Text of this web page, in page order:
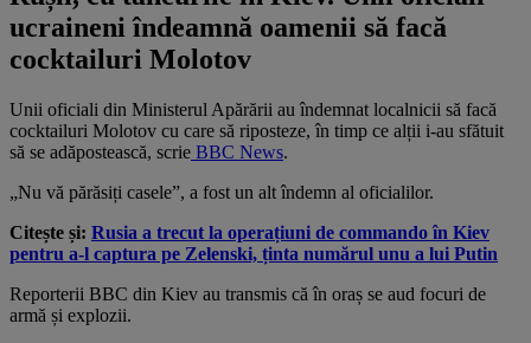
ucraineni îndeamnă oamenii să facă
cocktailuri Molotov
Unii oficiali din Ministerul Apărării au îndemnat localnicii să facă
cocktailuri Molotov cu care să riposteze, în timp ce alții i-au sfătuit
să se adăpostească, scrie BBC News.
„Nu vă părăsiți casele”, a fost un alt îndemn al oficialilor.
Citește și: Rusia a trecut la operațiuni de commando în Kiev
pentru a-l captura pe Zelenski, ținta numărul unu a lui Putin
Reporterii BBC din Kiev au transmis că în oraș se aud focuri de
armă și explozii.